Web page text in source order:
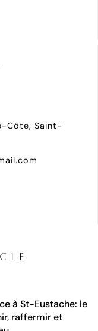
Côte, Saint-
à St-Eustache: le
raffermir et